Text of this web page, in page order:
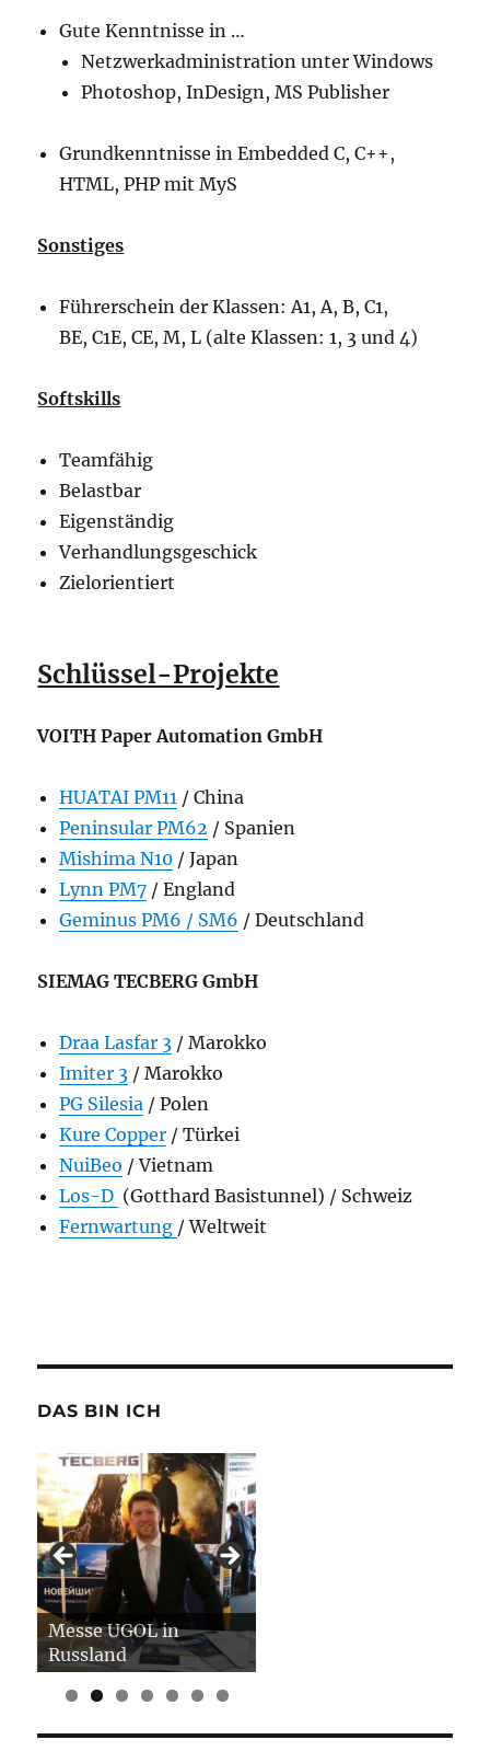
Gute Kenntnisse in …
Netzwerkadministration unter Windows
Photoshop, InDesign, MS Publisher
Grundkenntnisse in Embedded C, C++,
HTML, PHP mit MyS
Sonstiges
Führerschein der Klassen: A1, A, B, C1,
BE, C1E, CE, M, L (alte Klassen: 1, 3 und 4)
Softskills
Teamfähig
Belastbar
Eigenständig
Verhandlungsgeschick
Zielorientiert
Schlüssel-Projekte
VOITH Paper Automation GmbH
HUATAI PM11 / China
Peninsular PM62 / Spanien
Mishima N10 / Japan
Lynn PM7 / England
Geminus PM6 / SM6 / Deutschland
SIEMAG TECBERG GmbH
Draa Lasfar 3 / Marokko
Imiter 3 / Marokko
PG Silesia / Polen
Kure Copper / Türkei
NuiBeo / Vietnam
Los-D (Gotthard Basistunnel) / Schweiz
Fernwartung / Weltweit
DAS BIN ICH
Messe UGOL in
Russland